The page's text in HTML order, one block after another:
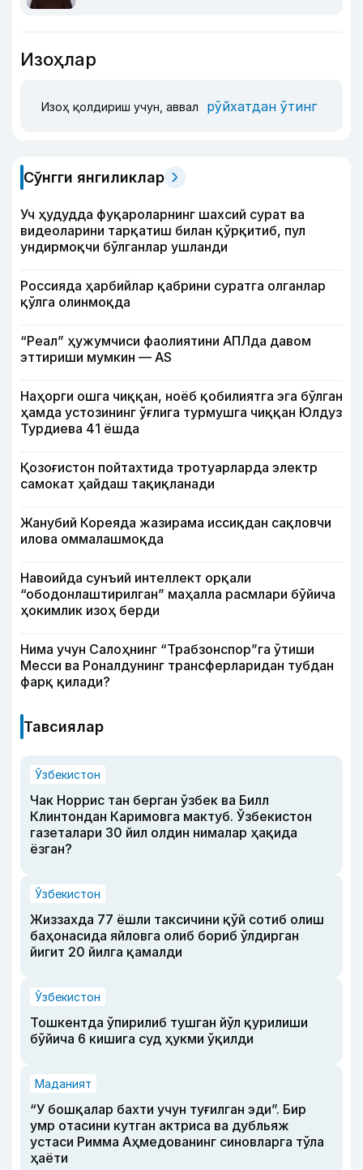
Изоҳлар
Изоҳ қолдириш учун, аввал рўйхатдан ўтинг
Сўнгги янгиликлар
Уч ҳудудда фуқароларнинг шахсий сурат ва
видеоларини тарқатиш билан қўрқитиб, пул
ундирмоқчи бўлганлар ушланди
Россияда ҳарбийлар қабрини суратга олганлар
қўлга олинмоқда
“Реал” ҳужумчиси фаолиятини АПЛда давом
эттириши мумкин — АS
Наҳорги ошга чиққан, ноёб қобилиятга эга бўлган
ҳамда устозининг ўғлига турмушга чиққан Юлдуз
Турдиева 41 ёшда
Қозоғистон пойтахтида тротуарларда электр
самокат ҳайдаш тақиқланади
Жанубий Кореяда жазирама иссиқдан сақловчи
илова оммалашмоқда
Навоийда сунъий интеллект орқали
“ободонлаштирилган” маҳалла расмлари бўйича
ҳокимлик изоҳ берди
Нима учун Салоҳнинг “Трабзонспор”га ўтиши
Месси ва Роналдунинг трансферларидан тубдан
фарқ қилади?
Тавсиялар
Ўзбекистон
Чак Норрис тан берган ўзбек ва Билл
Клинтондан Каримовга мактуб. Ўзбекистон
газеталари 30 йил олдин нималар ҳақида
ёзган?
Ўзбекистон
Жиззахда 77 ёшли таксичини қўй сотиб олиш
баҳонасида яйловга олиб бориб ўлдирган
йигит 20 йилга қамалди
Ўзбекистон
Тошкентда ўпирилиб тушган йўл қурилиши
бўйича 6 кишига суд ҳукми ўқилди
Маданият
“У бошқалар бахти учун туғилган эди”. Бир
умр отасини кутган актриса ва дубльяж
устаси Римма Аҳмедованинг синовларга тўла
ҳаёти